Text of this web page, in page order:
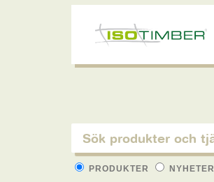
PRODUKTER NYHETER